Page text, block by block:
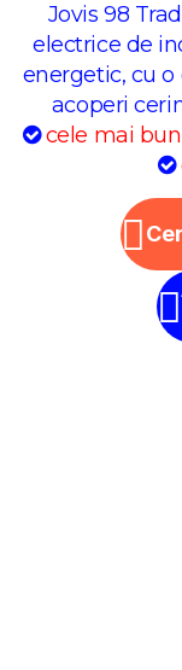
Jovis 98
electrice de
energetic, cu
acoperi
cele mai